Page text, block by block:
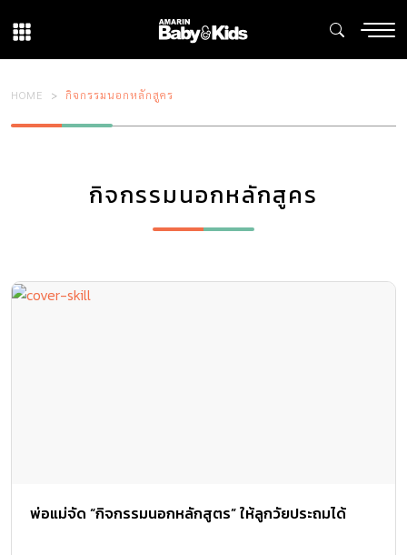
HOME กิจกรรมนอกหลักสูคร
กิจกรรมนอกหลักสูคร
พ่อแม่จัด “กิจกรรมนอกหลักสูตร” ให้ลูกวัยประถมได้